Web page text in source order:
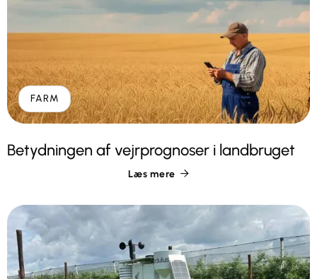
FARM
Betydningen af vejrprognoser i landbruget
Læs mere 